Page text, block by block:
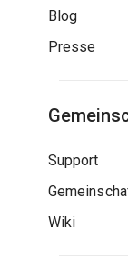
Blog
Presse
Support
Wiki